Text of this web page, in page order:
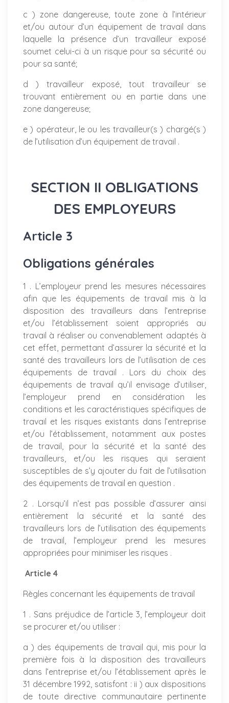
c ) zone dangereuse, toute zone à l’intérieur
et/ou autour d’un équipement de travail dans
laquelle la présence d’un travailleur exposé
soumet celui-ci à un risque pour sa sécurité ou
pour sa santé;
d ) travailleur exposé, tout travailleur se
trouvant entièrement ou en partie dans une
zone dangereuse;
e ) opérateur, le ou les travailleur(s ) chargé(s )
de l’utilisation d’un équipement de travail .
SECTION II OBLIGATIONS
DES EMPLOYEURS
Article 3
Obligations générales
1 . L’employeur prend les mesures nécessaires
afin que les équipements de travail mis à la
disposition des travailleurs dans l’entreprise
et/ou l’établissement soient appropriés au
travail à réaliser ou convenablement adaptés à
cet effet, permettant d’assurer la sécurité et la
santé des travailleurs lors de l’utilisation de ces
équipements de travail . Lors du choix des
équipements de travail qu’il envisage d’utiliser,
l’employeur prend en considération les
conditions et les caractéristiques spécifiques de
travail et les risques existants dans l’entreprise
et/ou l’établissement, notamment aux postes
de travail, pour la sécurité et la santé des
travailleurs, et/ou les risques qui seraient
susceptibles de s’y ajouter du fait de l’utilisation
des équipements de travail en question .
2 . Lorsqu’il n’est pas possible d’assurer ainsi
entièrement la sécurité et la santé des
travailleurs lors de l’utilisation des équipements
de travail, l’employeur prend les mesures
appropriées pour minimiser les risques .
Article 4
Règles concernant les équipements de travail
1 . Sans préjudice de l’article 3, l’employeur doit
se procurer et/ou utiliser :
a ) des équipements de travail qui, mis pour la
première fois à la disposition des travailleurs
dans l’entreprise et/ou l’établissement après le
31 décembre 1992, satisfont : ii ) aux dispositions
de toute directive communautaire pertinente